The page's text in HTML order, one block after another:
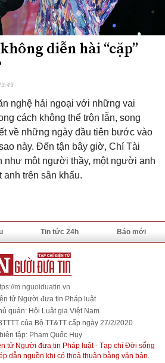
diễn hài “cặp”
nghệ hải ngoại với những vai
cách không thể trộn lẫn, song
về những ngày đầu tiên bước vào
này. Đến tận bây giờ, Chí Tài
như một người thầy, một người anh
anh trên sân khấu.
Tin tức 24h Báo mới
m.nguoiduatin.vn
tử Người đưa tin Pháp luật
quản: Hội Luật gia Việt Nam
của Bộ TT&TT cấp ngày 27/2/2020
tập: Phạm Quốc Huy
tử Người đưa tin Pháp luật - Tạp chí Đời sống
dẫn nguồn khi có thoả thuận bằng văn bản.